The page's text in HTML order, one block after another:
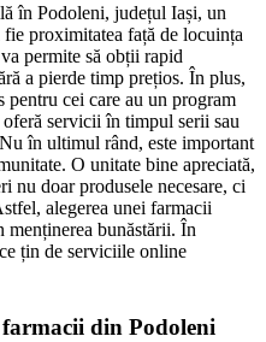
în Podoleni, județul Iași, un
proximitatea față de locuința
permite să obții rapid
a pierde timp prețios. În plus,
pentru cei care au un program
servicii în timpul serii sau
în ultimul rând, este important
O unitate bine apreciată,
nu doar produsele necesare, ci
alegerea unei farmacii
bunăstării. În
țin de serviciile online
din Podoleni